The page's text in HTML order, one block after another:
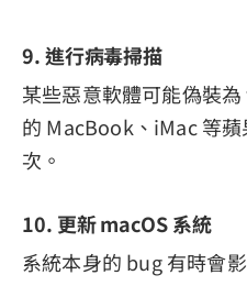
9. 進行病毒掃描
某些惡意軟體可能偽裝
的 MacBook、iMac 等
次。
10. 更新 macOS 系統
系統本身的 bug 有時會